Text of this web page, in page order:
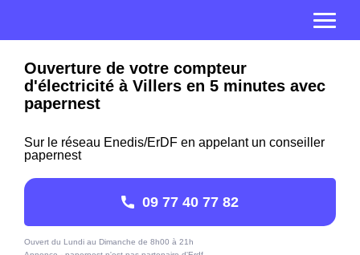
Ouverture de votre compteur
d'électricité à Villers en 5 minutes avec
papernest
Sur le réseau Enedis/ErDF en appelant un conseiller
papernest
09 77 40 77 82
Ouvert du Lundi au Dimanche de 8h00 à 21h